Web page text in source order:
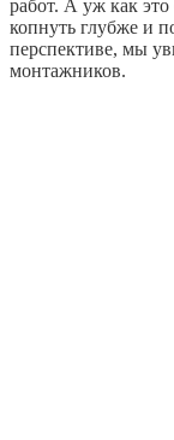
работ. А уж как
копнуть глубже и
перспективе, мы
монтажников.